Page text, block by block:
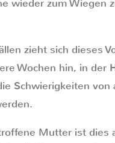
wieder zum Wiegen
zieht sich dieses
Wochen hin, in der
Schwierigkeiten von
Mutter ist dies